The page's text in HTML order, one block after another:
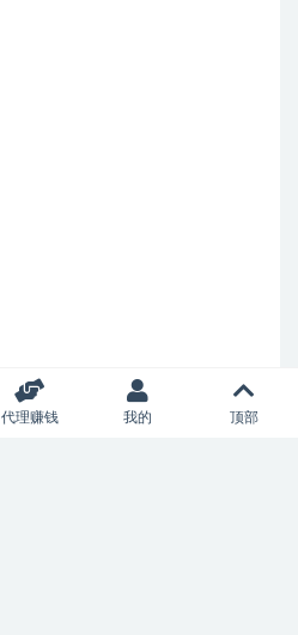
代理赚钱 我的 顶部